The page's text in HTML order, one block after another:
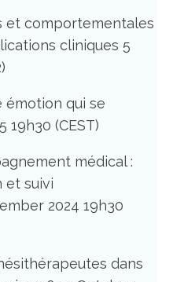
et comportementales
cliniques 5
émotion qui se
19h30 (CEST)
médical :
et suivi
2024 19h30
dans